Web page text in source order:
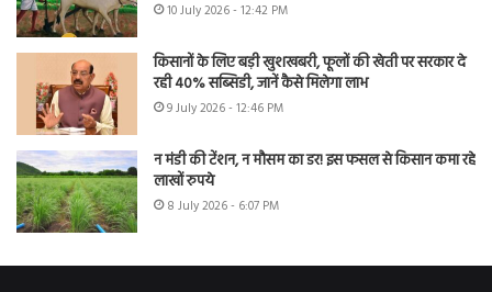
10 July 2026 - 12:42 PM
किसानों के लिए बड़ी खुशखबरी, फूलों की खेती पर सरकार दे
रही 40% सब्सिडी, जानें कैसे मिलेगा लाभ
9 July 2026 - 12:46 PM
न मंडी की टेंशन, न मौसम का डर! इस फसल से किसान कमा रहे
लाखों रुपये
8 July 2026 - 6:07 PM